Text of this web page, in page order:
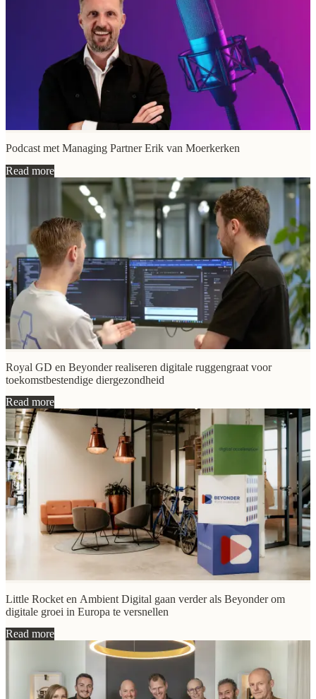
Podcast met Managing Partner Erik van Moerkerken
Read more
Royal GD en Beyonder realiseren digitale ruggengraat voor
toekomstbestendige diergezondheid
Read more
Little Rocket en Ambient Digital gaan verder als Beyonder om
digitale groei in Europa te versnellen
Read more